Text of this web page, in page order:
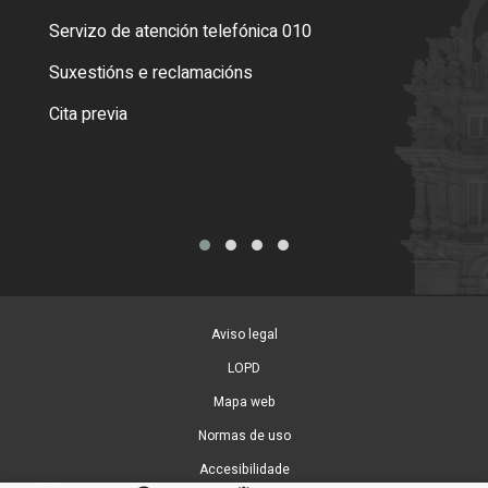
Servizo de atención telefónica 010
Suxestións e reclamacións
Cita previa
Aviso legal
LOPD
Mapa web
Normas de uso
Accesibilidade